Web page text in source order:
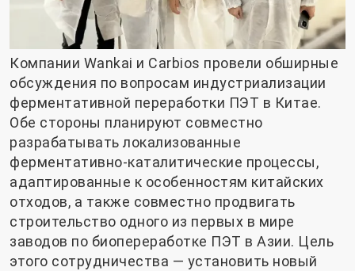
Компании Wankai и Carbios провели обширные
обсуждения по вопросам индустриализации
ферментативной переработки ПЭТ в Китае.
Обе стороны планируют совместно
разрабатывать локализованные
ферментативно-каталитические процессы,
адаптированные к особенностям китайских
отходов, а также совместно продвигать
строительство одного из первых в мире
заводов по биопереработке ПЭТ в Азии. Цель
этого сотрудничества — установить новый